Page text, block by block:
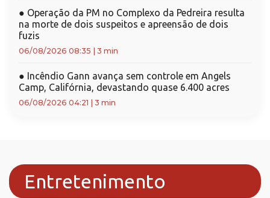
● Operação da PM no Complexo da Pedreira resulta
na morte de dois suspeitos e apreensão de dois
fuzis
06/08/2026 08:35 3 min
● Incêndio Gann avança sem controle em Angels
Camp, Califórnia, devastando quase 6.400 acres
06/08/2026 04:21 3 min
Entretenimento